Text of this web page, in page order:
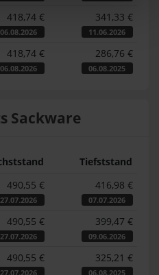
418,74 €
06.08.2026
341,33 €
11.06.2026
418,74 €
06.08.2026
286,76 €
06.08.2025
Sackware
Tiefststand
490,55 €
27.07.2026
416,98 €
07.07.2026
490,55 €
27.07.2026
399,47 €
09.06.2026
490,55 €
27.07.2026
325,21 €
06.08.2025